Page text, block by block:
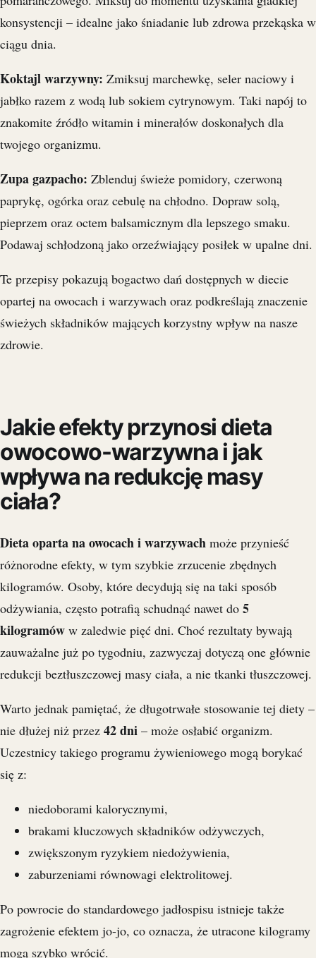
konsystencji – idealne jako śniadanie lub zdrowa przekąska w
ciągu dnia.
Koktajl warzywny: Zmiksuj marchewkę, seler naciowy i
jabłko razem z wodą lub sokiem cytrynowym. Taki napój to
znakomite źródło witamin i minerałów doskonałych dla
twojego organizmu.
Zupa gazpacho: Zblenduj świeże pomidory, czerwoną
paprykę, ogórka oraz cebulę na chłodno. Dopraw solą,
pieprzem oraz octem balsamicznym dla lepszego smaku.
Podawaj schłodzoną jako orzeźwiający posiłek w upalne dni.
Te przepisy pokazują bogactwo dań dostępnych w diecie
opartej na owocach i warzywach oraz podkreślają znaczenie
świeżych składników mających korzystny wpływ na nasze
zdrowie.
Jakie efekty przynosi dieta
owocowo-warzywna i jak
wpływa na redukcję masy
ciała?
Dieta oparta na owocach i warzywach może przynieść
różnorodne efekty, w tym szybkie zrzucenie zbędnych
kilogramów. Osoby, które decydują się na taki sposób
odżywiania, często potrafią schudnąć nawet do 5
kilogramów w zaledwie pięć dni. Choć rezultaty bywają
zauważalne już po tygodniu, zazwyczaj dotyczą one głównie
redukcji beztłuszczowej masy ciała, a nie tkanki tłuszczowej.
Warto jednak pamiętać, że długotrwałe stosowanie tej diety –
nie dłużej niż przez 42 dni – może osłabić organizm.
Uczestnicy takiego programu żywieniowego mogą borykać
się z:
niedoborami kalorycznymi,
brakami kluczowych składników odżywczych,
zwiększonym ryzykiem niedożywienia,
zaburzeniami równowagi elektrolitowej.
Po powrocie do standardowego jadłospisu istnieje także
zagrożenie efektem jo-jo, co oznacza, że utracone kilogramy
mogą szybko wrócić.